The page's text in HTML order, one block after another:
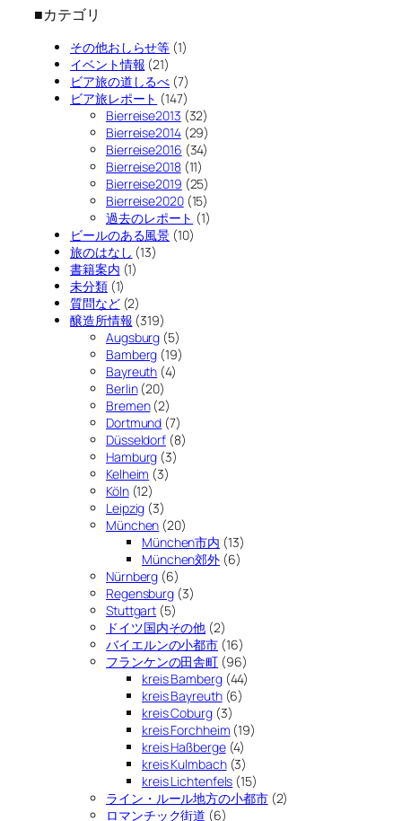
■カテゴリ
その他おしらせ等 (1)
イベント情報 (21)
ビア旅の道しるべ (7)
ビア旅レポート (147)
Bierreise2013 (32)
Bierreise2014(29)
Bierreise2016 (34)
Bierreise2018(11)
Bierreise2019 (25)
Bierreise2020(15)
過去のレポート (1)
ビールのある風景 (10)
旅のはなし (13)
書籍案内 (1)
未分類(1)
質問など(2)
醸造所情報 (319)
Augsburg (5)
Bamberg (19)
Bayreuth (4)
Berlin(20)
Bremen(2)
Dortmund (7)
Düsseldorf (8)
Hamburg (3)
Kelheim (3)
Köln(12)
Leipzig (3)
München (20)
München市内 (13)
München郊外 (6)
Nürnberg (6)
Regensburg (3)
Stuttgart (5)
ドイツ国内その他 (2)
バイエルンの小都市 (16)
フランケンの田舎町 (96)
kreis Bamberg(44)
kreis Bayreuth(6)
kreis Coburg(3)
kreis Forchheim (19)
kreis Haßberge(4)
kreis Kulmbach(3)
kreis Lichtenfels (15)
ライン・ルール地方の小都市(2)
ロマンチック街道 (6)